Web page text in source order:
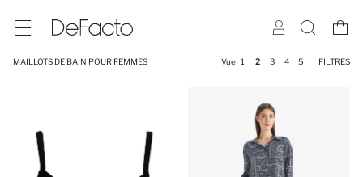
MAILLOTS DE BAIN POUR FEMMES Vue 1 2 3 4 5 FILTRES